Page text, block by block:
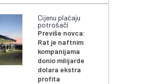
Cijenu plaćaju
potrošači
Previše novca:
Rat je naftnim
kompanijama
donio milijarde
dolara ekstra
profita